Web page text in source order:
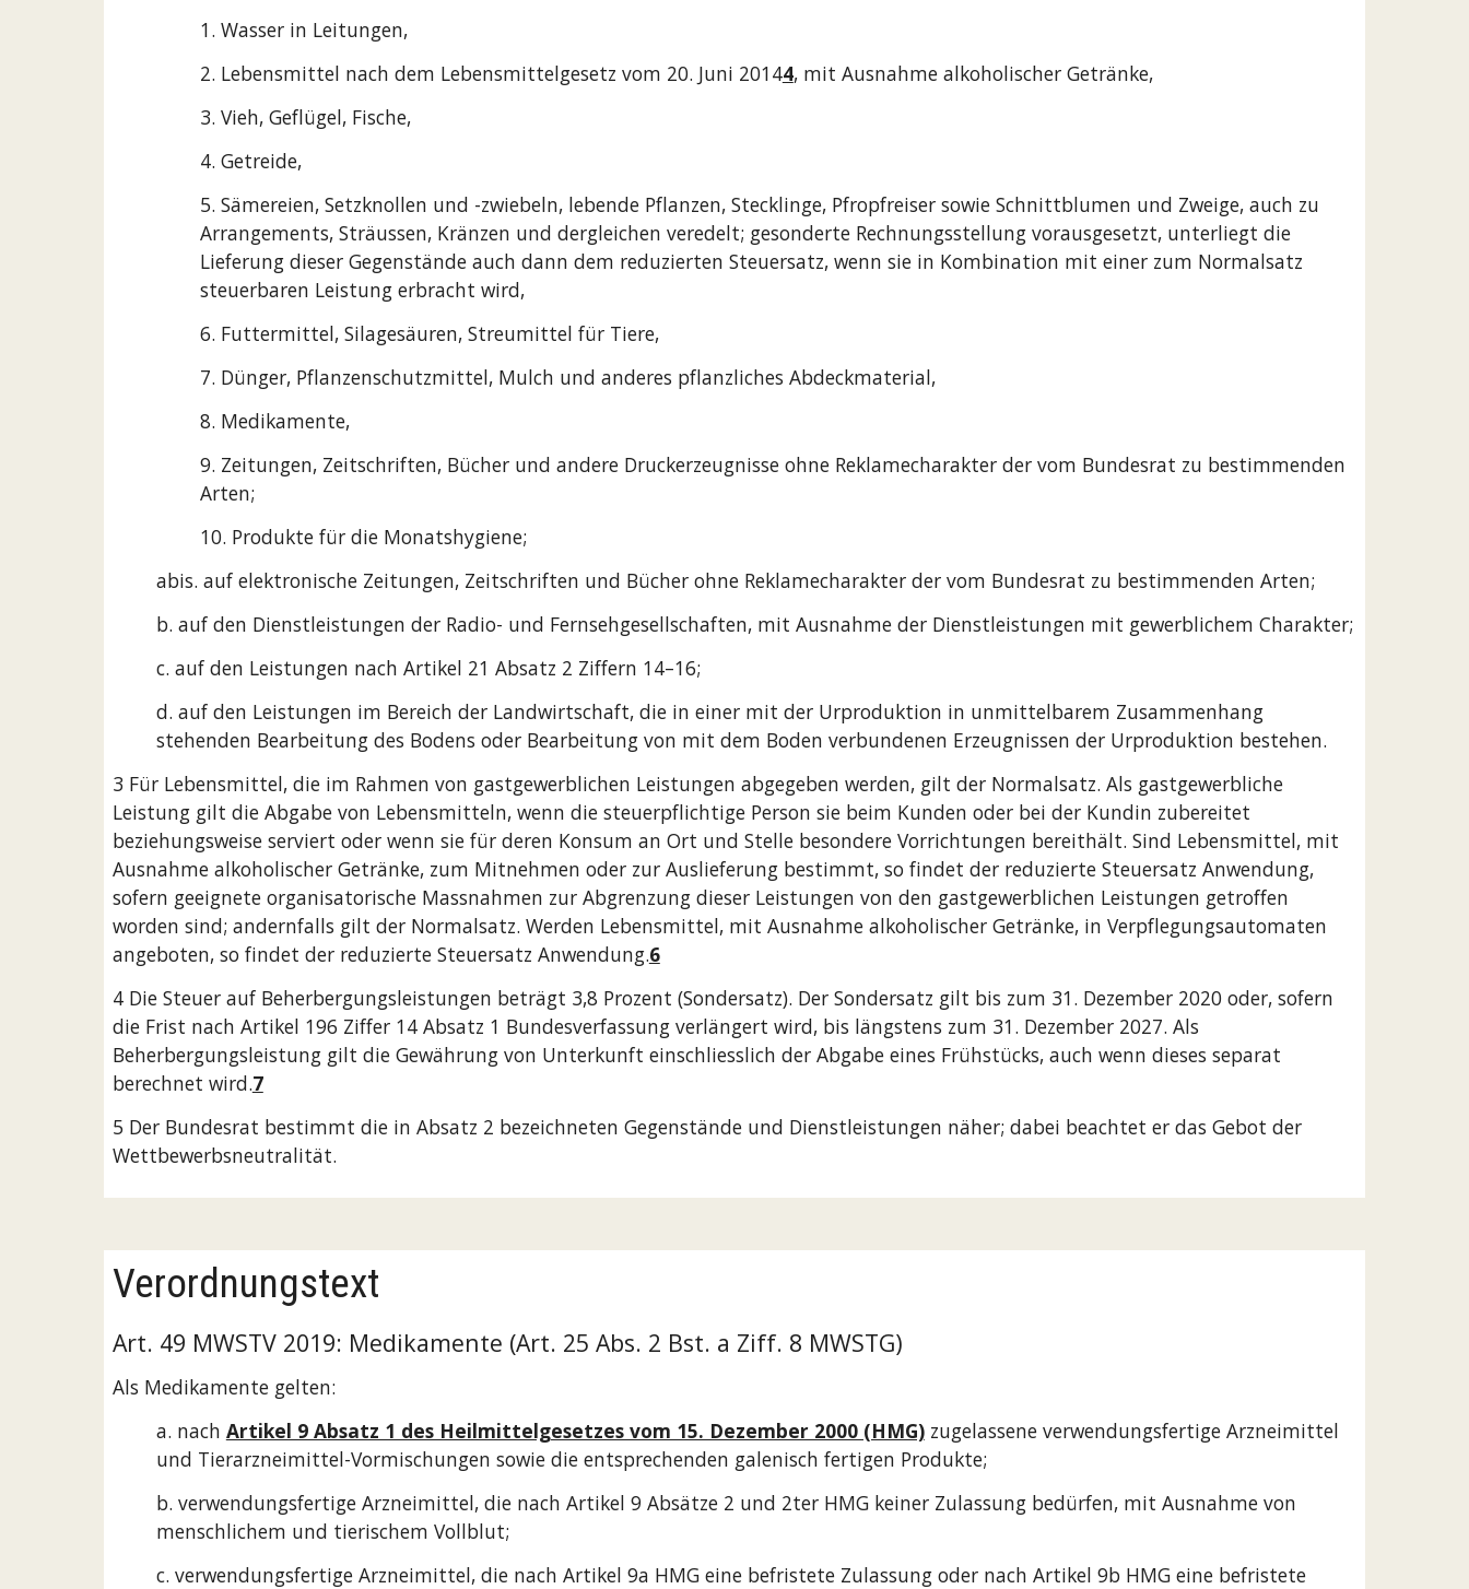
1. Wasser in Leitungen,
2. Lebensmittel nach dem Lebensmittelgesetz vom 20. Juni 20144, mit Ausnahme alkoholischer Getränke,
3. Vieh, Geflügel, Fische,
4. Getreide,
5. Sämereien, Setzknollen und -zwiebeln, lebende Pflanzen, Stecklinge, Pfropfreiser sowie Schnittblumen und Zweige, auch zu
Arrangements, Sträussen, Kränzen und dergleichen veredelt; gesonderte Rechnungsstellung vorausgesetzt, unterliegt die
Lieferung dieser Gegenstände auch dann dem reduzierten Steuersatz, wenn sie in Kombination mit einer zum Normalsatz
steuerbaren Leistung erbracht wird,
6. Futtermittel, Silagesäuren, Streumittel für Tiere,
7. Dünger, Pflanzenschutzmittel, Mulch und anderes pflanzliches Abdeckmaterial,
8. Medikamente,
9. Zeitungen, Zeitschriften, Bücher und andere Druckerzeugnisse ohne Reklamecharakter der vom Bundesrat zu bestimmenden
Arten;
10. Produkte für die Monatshygiene;
abis. auf elektronische Zeitungen, Zeitschriften und Bücher ohne Reklamecharakter der vom Bundesrat zu bestimmenden Arten;
b. auf den Dienstleistungen der Radio- und Fernsehgesellschaften, mit Ausnahme der Dienstleistungen mit gewerblichem Charakter;
c. auf den Leistungen nach Artikel 21 Absatz 2 Ziffern 14–16;
d. auf den Leistungen im Bereich der Landwirtschaft, die in einer mit der Urproduktion in unmittelbarem Zusammenhang
stehenden Bearbeitung des Bodens oder Bearbeitung von mit dem Boden verbundenen Erzeugnissen der Urproduktion bestehen.
3 Für Lebensmittel, die im Rahmen von gastgewerblichen Leistungen abgegeben werden, gilt der Normalsatz. Als gastgewerbliche
Leistung gilt die Abgabe von Lebensmitteln, wenn die steuerpflichtige Person sie beim Kunden oder bei der Kundin zubereitet
beziehungsweise serviert oder wenn sie für deren Konsum an Ort und Stelle besondere Vorrichtungen bereithält. Sind Lebensmittel, mit
Ausnahme alkoholischer Getränke, zum Mitnehmen oder zur Auslieferung bestimmt, so findet der reduzierte Steuersatz Anwendung,
sofern geeignete organisatorische Massnahmen zur Abgrenzung dieser Leistungen von den gastgewerblichen Leistungen getroffen
worden sind; andernfalls gilt der Normalsatz. Werden Lebensmittel, mit Ausnahme alkoholischer Getränke, in Verpflegungsautomaten
angeboten, so findet der reduzierte Steuersatz Anwendung.6
4 Die Steuer auf Beherbergungsleistungen beträgt 3,8 Prozent (Sondersatz). Der Sondersatz gilt bis zum 31. Dezember 2020 oder, sofern
die Frist nach Artikel 196 Ziffer 14 Absatz 1 Bundesverfassung verlängert wird, bis längstens zum 31. Dezember 2027. Als
Beherbergungsleistung gilt die Gewährung von Unterkunft einschliesslich der Abgabe eines Frühstücks, auch wenn dieses separat
berechnet wird.7
5 Der Bundesrat bestimmt die in Absatz 2 bezeichneten Gegenstände und Dienstleistungen näher; dabei beachtet er das Gebot der
Wettbewerbsneutralität.
Verordnungstext
Art. 49 MWSTV 2019: Medikamente (Art. 25 Abs. 2 Bst. a Ziff. 8 MWSTG)
Als Medikamente gelten:
a. nach Artikel 9 Absatz 1 des Heilmittelgesetzes vom 15. Dezember 2000 (HMG)zugelassene verwendungsfertige Arzneimittel
und Tierarzneimittel-Vormischungen sowie die entsprechenden galenisch fertigen Produkte;
b. verwendungsfertige Arzneimittel, die nach Artikel 9 Absätze 2 und 2ter HMG keiner Zulassung bedürfen, mit Ausnahme von
menschlichem und tierischem Vollblut;
c. verwendungsfertige Arzneimittel, die nach Artikel 9a HMG eine befristete Zulassung oder nach Artikel 9b HMG eine befristete